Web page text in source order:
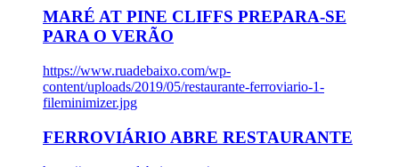
MARÉ AT PINE CLIFFS PREPARA-SE
PARA O VERÃO
https://www.ruadebaixo.com/wp-
content/uploads/2019/05/restaurante-ferroviario-1-
fileminimizer.jpg
FERROVIÁRIO ABRE RESTAURANTE